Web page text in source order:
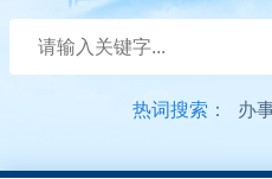
热词搜索： 办